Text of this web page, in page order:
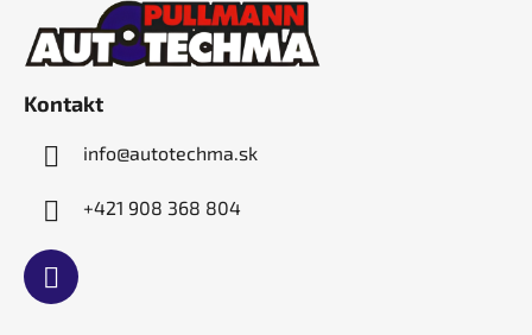
Kontakt
info@autotechma.sk
+421 908 368 804